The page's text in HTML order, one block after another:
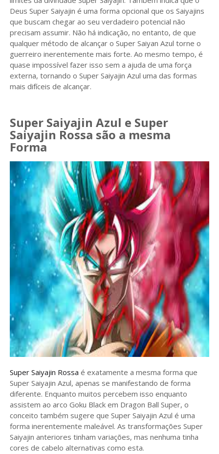
Deus Super Saiyajin é uma forma opcional que os Saiyajins
que buscam chegar ao seu verdadeiro potencial não
precisam assumir. Não há indicação, no entanto, de que
qualquer método de alcançar o Super Saiyan Azul torne o
guerreiro inerentemente mais forte. Ao mesmo tempo, é
quase impossível fazer isso sem a ajuda de uma força
externa, tornando o Super Saiyajin Azul uma das formas
mais difíceis de alcançar.
Super Saiyajin Azul e Super
Saiyajin Rossa são a mesma
Forma
Super Saiyajin Rossa é exatamente a mesma forma que
Super Saiyajin Azul, apenas se manifestando de forma
diferente. Enquanto muitos percebem isso enquanto
assistem ao arco Goku Black em Dragon Ball Super, o
conceito também sugere que Super Saiyajin Azul é uma
forma inerentemente maleável. As transformações Super
Saiyajin anteriores tinham variações, mas nenhuma tinha
cores de cabelo alternativas como esta.